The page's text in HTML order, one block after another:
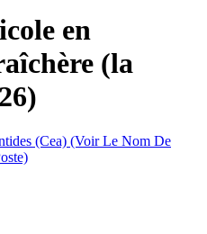
en
(la
(Cea) (Voir Le Nom De